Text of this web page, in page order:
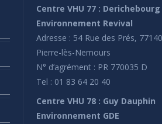
Centre VHU 77 : Derichebourg
Environnement Revival
Adresse : 54 Rue des Prés,
Pierre-lès-Nemours
N° d’agrément : PR 770035 D
Tel : 01 83 64 20 40
Centre VHU 78 : Guy Dauphin
Environnement GDE